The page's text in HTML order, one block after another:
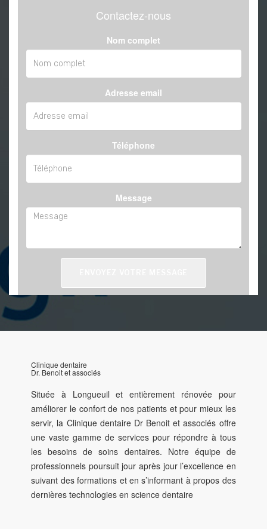
Contactez-nous
Nom complet
Adresse email
Téléphone
Message
Clinique dentaire
Dr. Benoit et associés
Située à Longueuil et entièrement rénovée pour
améliorer le confort de nos patients et pour mieux les
servir, la Clinique dentaire Dr Benoit et associés offre
une vaste gamme de services pour répondre à tous
les besoins de soins dentaires. Notre équipe de
professionnels poursuit jour après jour l’excellence en
suivant des formations et en s’informant à propos des
dernières technologies en science dentaire